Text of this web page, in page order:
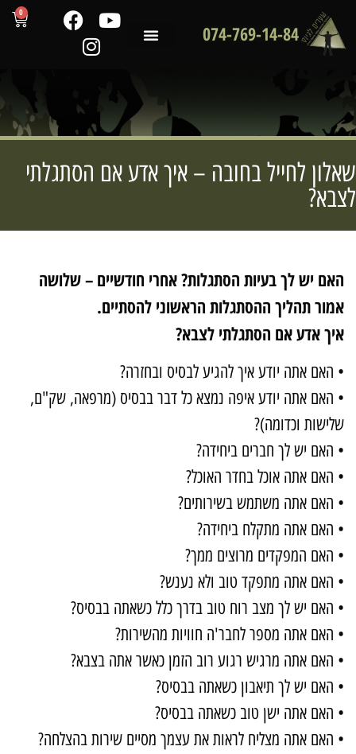
074-769-14-84
לחייל בחובה – איך אדע אם הסתגלתי
יש לך בעיות הסתגלות? אחרי חודשיים – שלושה
תהליך ההסתגלות הראשוני להסתיים.
אדע אם הסתגלתי לצבא?
האם אתה יודע איך להגיע לבסיס ובחזרה?
האם אתה יודע איפה נמצא כל דבר בבסיס (מרפאה, שק"ם,
וכדומה)?
האם יש לך חברים ביחידה?
האם אתה אוכל בחדר האוכל?
האם אתה משתמש בשירותים?
האם אתה מתקלח ביחידה?
האם המפקדים מרוצים ממך?
האם אתה מתפקד טוב ולא נענש?
האם יש לך מצב רוח טוב בדרך כלל כשאתה בבסיס?
האם אתה מספר לחבר'ה חוויות מהשירות?
האם אתה מרגיש רגוע רוב הזמן כאשר אתה בצבא?
האם יש לך תיאבון כשאתה בבסיס?
האם אתה ישן טוב כשאתה בבסיס?
האם אתה מצליח לראות את עצמך מסיים שירות בהצלחה?